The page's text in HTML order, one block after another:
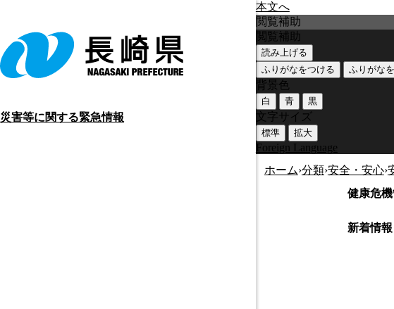
本文へ
災害等に関する緊急情報
閲覧補助
閲覧補助
読み上げる
ふりがなをつける
ふりがな
背景色
白 青 黒
文字サイズ
標準 拡大
Foreign Language
ホーム›分類›安全・安心›
健康危機
新着情報